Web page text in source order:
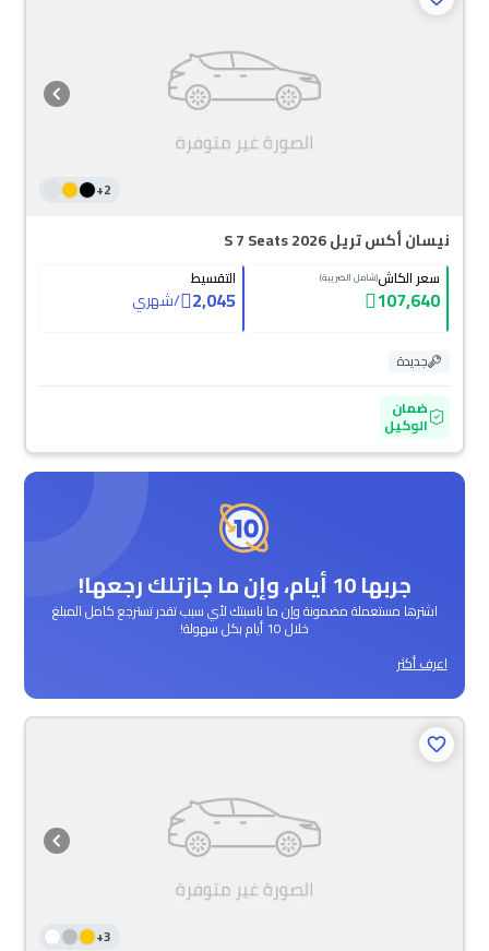
2
+
نيسان أكس تريل S 7 Seats 2026
سعر الكاش(شامل الضريبة)
107,640
التقسيط
2,045
/شهري
جديدة
ضمان
الوكيل
جربها 10 أيام، وإن ما جازتلك رجعها!
اشترها مستعملة مضمونة وإن ما ناسبتك لأي سبب تقدر تسترجع كامل المبلغ
خلال 10 أيام بكل سهولة!
اعرف أكثر
3
+